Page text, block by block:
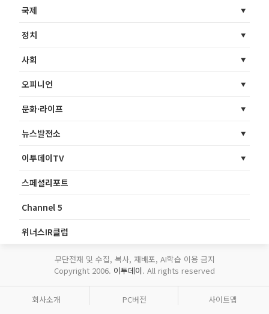
국제
정치
사회
오피니언
문화·라이프
뉴스발전소
이투데이TV
스페셜리포트
Channel 5
위너스IR클럽
무단전재 및 수집, 복사, 재배포, AI학습 이용 금지
Copyright 2006. 이투데이. All rights reserved
회사소개 PC버전 사이트맵